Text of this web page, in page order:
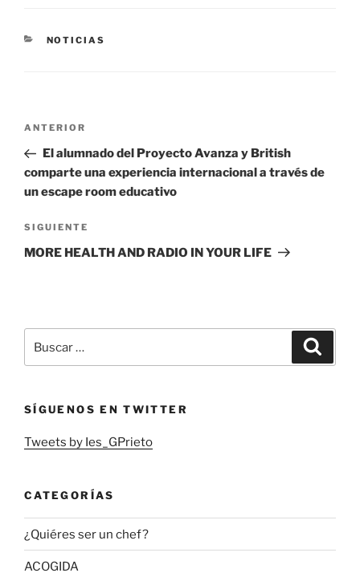
CATEGORÍAS
NOTICIAS
Navegación
entradas
Entrada
anterior:
ANTERIOR
El alumnado del Proyecto Avanza y British
comparte una experiencia internacional a través de
un escape room educativo
Siguiente
entrada
SIGUIENTE
MORE HEALTH AND RADIO IN YOUR LIFE
por:
SÍGUENOS EN TWITTER
Tweets by Ies_GPrieto
CATEGORÍAS
¿Quiéres ser un chef?
ACOGIDA